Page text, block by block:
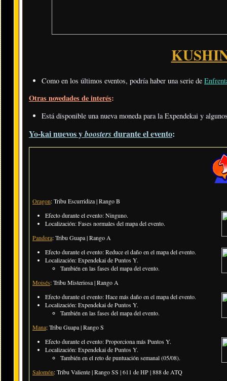
Como en los últimos eventos, podría haber una serie de
Otras novedades de interés:
Está disponible una nueva moneda para la Expendekai y
Yo-kai nuevos yboostersdurante el evento:
Oragon: Tribu Escurridiza | Rango B
Efecto durante el evento: Ninguno.
Localización: Fases normales del mapa del evento.
Pandora: Tribu Guapa | Rango A
Efecto durante el evento: Reduce el daño en el mapa del evento.
Localización: Expendekai de Puntos Y.
También en las fases del mapa del evento.
Moisés: Tribu Misteriosa | Rango A
Efecto durante el evento: Hace más daño en el mapa del evento.
Localización: Expendekai de Puntos Y.
También en las fases del mapa del evento.
Mana: Tribu Guapa | Rango S
Efecto durante el evento: Proporciona más Puntos Y.
Localización: Expendekai de Puntos Y.
También en el reto de puntuación semanal (05/08).
Salomón: Tribu Valiente | Rango SS | 611 de HP | 888 de ATQ